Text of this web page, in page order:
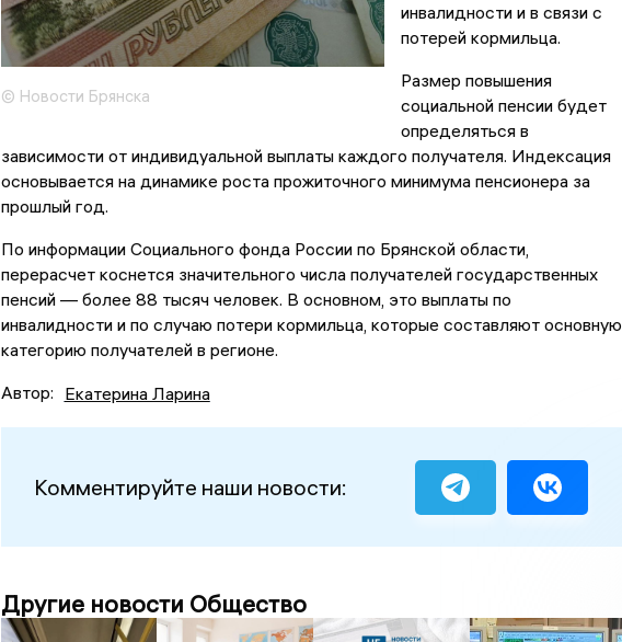
© Новости Брянска
инвалидности и в связи с
потерей кормильца.
Размер повышения
социальной пенсии будет
определяться в
зависимости от индивидуальной выплаты каждого получателя. Индексация
основывается на динамике роста прожиточного минимума пенсионера за
прошлый год.
По информации Социального фонда России по Брянской области,
перерасчет коснется значительного числа получателей государственных
пенсий — более 88 тысяч человек. В основном, это выплаты по
инвалидности и по случаю потери кормильца, которые составляют основную
категорию получателей в регионе.
Автор: Екатерина Ларина
Комментируйте наши новости:
Другие новости Общество